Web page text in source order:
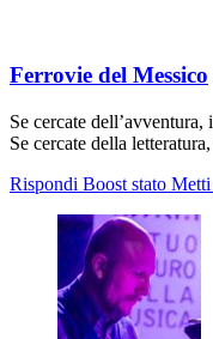
Ferrovie del Messico
Se cercate
Se cercate della
Rispondi Boost stato Metti